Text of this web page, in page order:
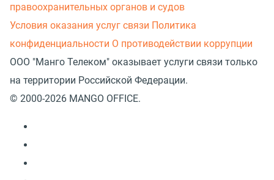
правоохранительных органов и судов
Условия оказания услуг связи Политика
конфиденциальности О противодействии коррупции
ООО "Манго Телеком" оказывает услуги связи только
на территории Российской Федерации.
© 2000-2026 MANGO OFFICE.